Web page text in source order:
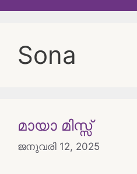
Sona
മായാ മിസ്സ്
ജനുവരി 12, 2025